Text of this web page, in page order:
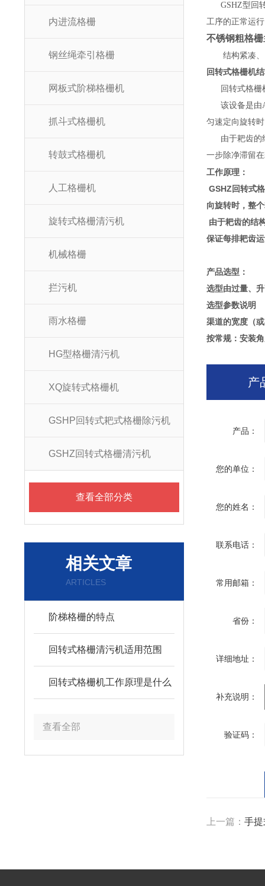
内进流格栅
钢丝绳牵引格栅
网板式阶梯格栅机
抓斗式格栅机
转鼓式格栅机
人工格栅机
旋转式格栅清污机
机械格栅
拦污机
雨水格栅
HG型格栅清污机
XQ旋转式格栅机
GSHP回转式耙式格栅除污机
GSHZ回转式格栅清污机
查看全部分类
相关文章
ARTICLES
阶梯格栅的特点
回转式格栅清污机适用范围
回转式格栅机工作原理是什么
查看全部
GSHZ型回转式
工序的正常运行
不锈钢粗格栅
结构紧凑、电
回转式格栅机结
回转式格栅机主
该设备是由
匀速定向旋转时
由于耙齿的结构
一步除净滞留在耙
工作原理：
GSHZ回转式格
向旋转时，整
由于耙齿的结
保证每排耙齿运
产品选型：
选型由过量、
选型参数说明
渠道的宽度（或
按常规：安
产
产品：
您的单位：
您的姓名：
联系电话：
常用邮箱：
省份：
详细地址：
补充说明：
验证码：
上一篇：手